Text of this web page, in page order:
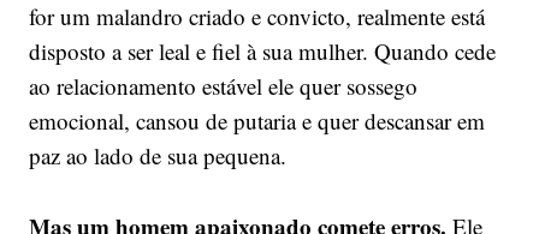
for um malandro criado e convicto, realmente está
disposto a ser leal e fiel à sua mulher. Quando cede
ao relacionamento estável ele quer sossego
emocional, cansou de putaria e quer descansar em
paz ao lado de sua pequena.
Mas um homem apaixonado comete erros. Ele